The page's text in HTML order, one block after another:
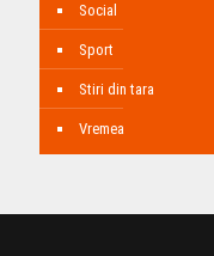
Social
Sport
Stiri din tara
Vremea